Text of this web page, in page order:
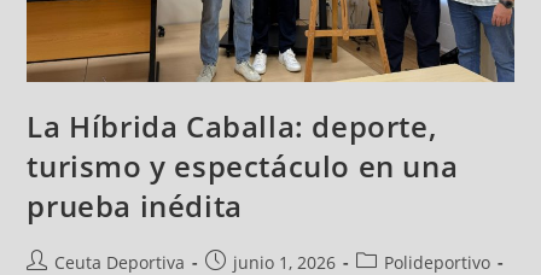
La Híbrida Caballa: deporte,
turismo y espectáculo en una
prueba inédita
Ceuta Deportiva junio 1, 2026
Polideportivo